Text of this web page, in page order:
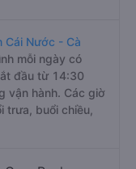
Cái Nước - Cà
mỗi ngày có
đầu từ 14:30
vận hành. Các giờ
trưa, buổi chiều,